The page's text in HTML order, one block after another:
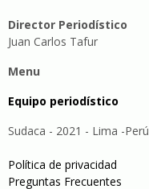
Director Periodístico
Juan Carlos Tafur
Menu
Equipo periodístico
Sudaca - 2021 - Lima -Perú
Política de privacidad
Preguntas Frecuentes